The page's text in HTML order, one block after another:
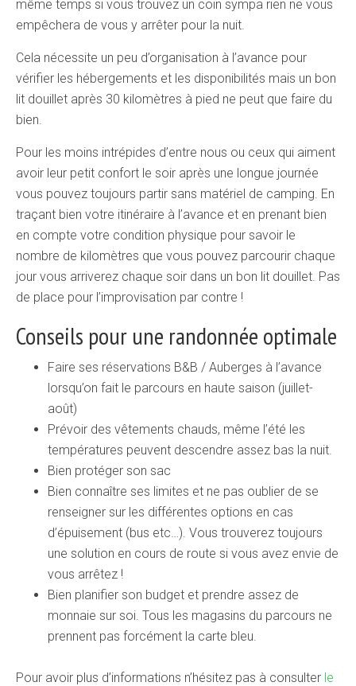
même temps si vous trouvez un coin sympa rien ne vous
empêchera de vous y arrêter pour la nuit.
Cela nécessite un peu d’organisation à l’avance pour
vérifier les hébergements et les disponibilités mais un bon
lit douillet après 30 kilomètres à pied ne peut que faire du
bien.
Pour les moins intrépides d’entre nous ou ceux qui aiment
avoir leur petit confort le soir après une longue journée
vous pouvez toujours partir sans matériel de camping. En
traçant bien votre itinéraire à l’avance et en prenant bien
en compte votre condition physique pour savoir le
nombre de kilomètres que vous pouvez parcourir chaque
jour vous arriverez chaque soir dans un bon lit douillet. Pas
de place pour l’improvisation par contre !
Conseils pour une randonnée optimale
Faire ses réservations B&B / Auberges à l’avance
lorsqu’on fait le parcours en haute saison (juillet-
août)
Prévoir des vêtements chauds, même l’été les
températures peuvent descendre assez bas la nuit.
Bien protéger son sac
Bien connaître ses limites et ne pas oublier de se
renseigner sur les différentes options en cas
d’épuisement (bus etc…). Vous trouverez toujours
une solution en cours de route si vous avez envie de
vous arrêtez !
Bien planifier son budget et prendre assez de
monnaie sur soi. Tous les magasins du parcours ne
prennent pas forcément la carte bleu.
Pour avoir plus d’informations n’hésitez pas à consulter le